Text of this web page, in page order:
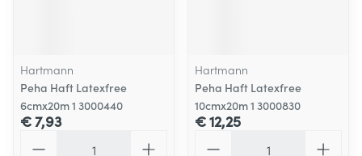
Hartmann
Peha Haft Latexfree
6cmx20m 1 3000440
€ 7,93
Hartmann
Peha Haft Latexfree
10cmx20m 1 3000830
€ 12,25